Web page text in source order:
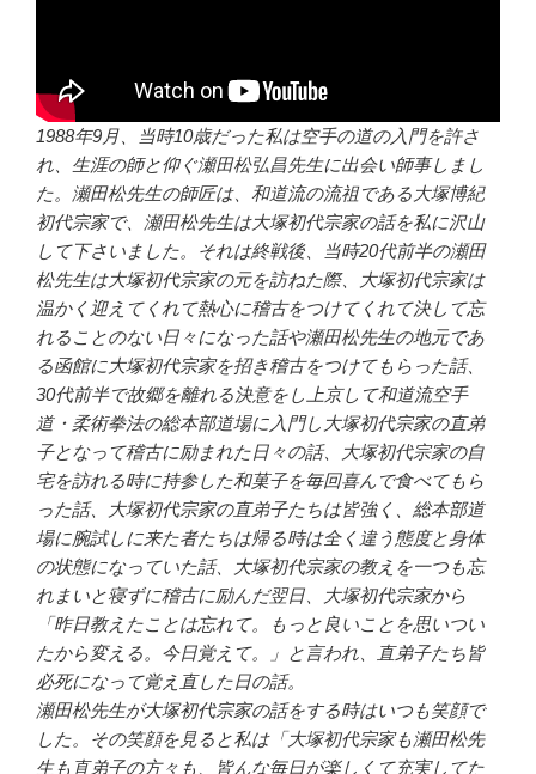
1988年9月、当時10歳だった私は空手の道の入門を許さ
れ、生涯の師と仰ぐ瀬田松弘昌先生に出会い師事しまし
た。瀬田松先生の師匠は、和道流の流祖である大塚博紀
初代宗家で、瀬田松先生は大塚初代宗家の話を私に沢山
して下さいました。それは終戦後、当時20代前半の瀬田
松先生は大塚初代宗家の元を訪ねた際、大塚初代宗家は
温かく迎えてくれて熱心に稽古をつけてくれて決して忘
れることのない日々になった話や瀬田松先生の地元であ
る函館に大塚初代宗家を招き稽古をつけてもらった話、
30代前半で故郷を離れる決意をし上京して和道流空手
道・柔術拳法の総本部道場に入門し大塚初代宗家の直弟
子となって稽古に励まれた日々の話、大塚初代宗家の自
宅を訪れる時に持参した和菓子を毎回喜んで食べてもら
った話、大塚初代宗家の直弟子たちは皆強く、総本部道
場に腕試しに来た者たちは帰る時は全く違う態度と身体
の状態になっていた話、大塚初代宗家の教えを一つも忘
れまいと寝ずに稽古に励んだ翌日、大塚初代宗家から
「昨日教えたことは忘れて。もっと良いことを思いつい
たから変える。今日覚えて。」と言われ、直弟子たち皆
必死になって覚え直した日の話。
瀬田松先生が大塚初代宗家の話をする時はいつも笑顔で
した。その笑顔を見ると私は「大塚初代宗家も瀬田松先
生も直弟子の方々も、皆んな毎日が楽しくて充実してた